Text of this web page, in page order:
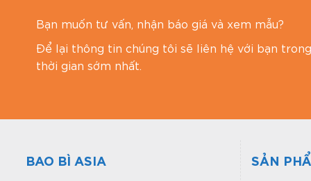
Bạn muốn tư vấn, nhận báo giá và xem mẫu?
Để lại thông tin chúng tôi sẽ liên hệ với bạn trong
thời gian sớm nhất.
BAO BÌ ASIA SẢN